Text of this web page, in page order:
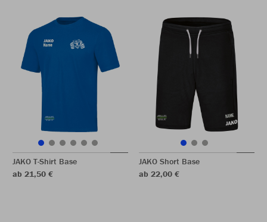
JAKO T-Shirt Base
ab 21,50 €
JAKO Short Base
ab 22,00 €